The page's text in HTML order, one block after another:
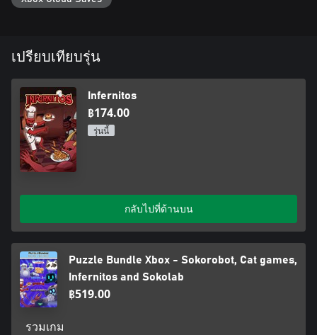
เปรียบเทียบรุ่น
Infernitos
฿174.00
รุ่นนี้
กลับไปที่ด้านบน
Puzzle Bundle Xbox - Sokorobot, Cat games,
Infernitos and Sokolab
฿519.00
รวมเกม